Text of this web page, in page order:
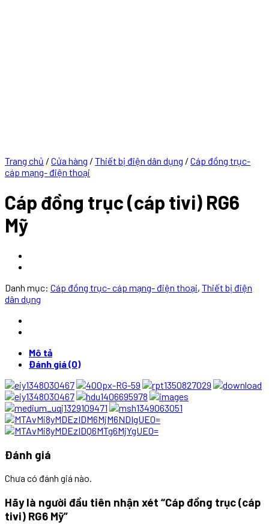
Trang chủ / Cửa hàng / Thiết bị điện dân dụng / Cáp đồng trục-
cáp mạng- điện thoại
Cáp đồng trục (cáp tivi) RG6
Mỹ
Danh mục: Cáp đồng trục- cáp mạng- điện thoại, Thiết bị điện
dân dụng
Mô tả
Đánh giá (0)
Đánh giá
Chưa có đánh giá nào.
Hãy là người đầu tiên nhận xét “Cáp đồng trục (cáp
tivi) RG6 Mỹ”